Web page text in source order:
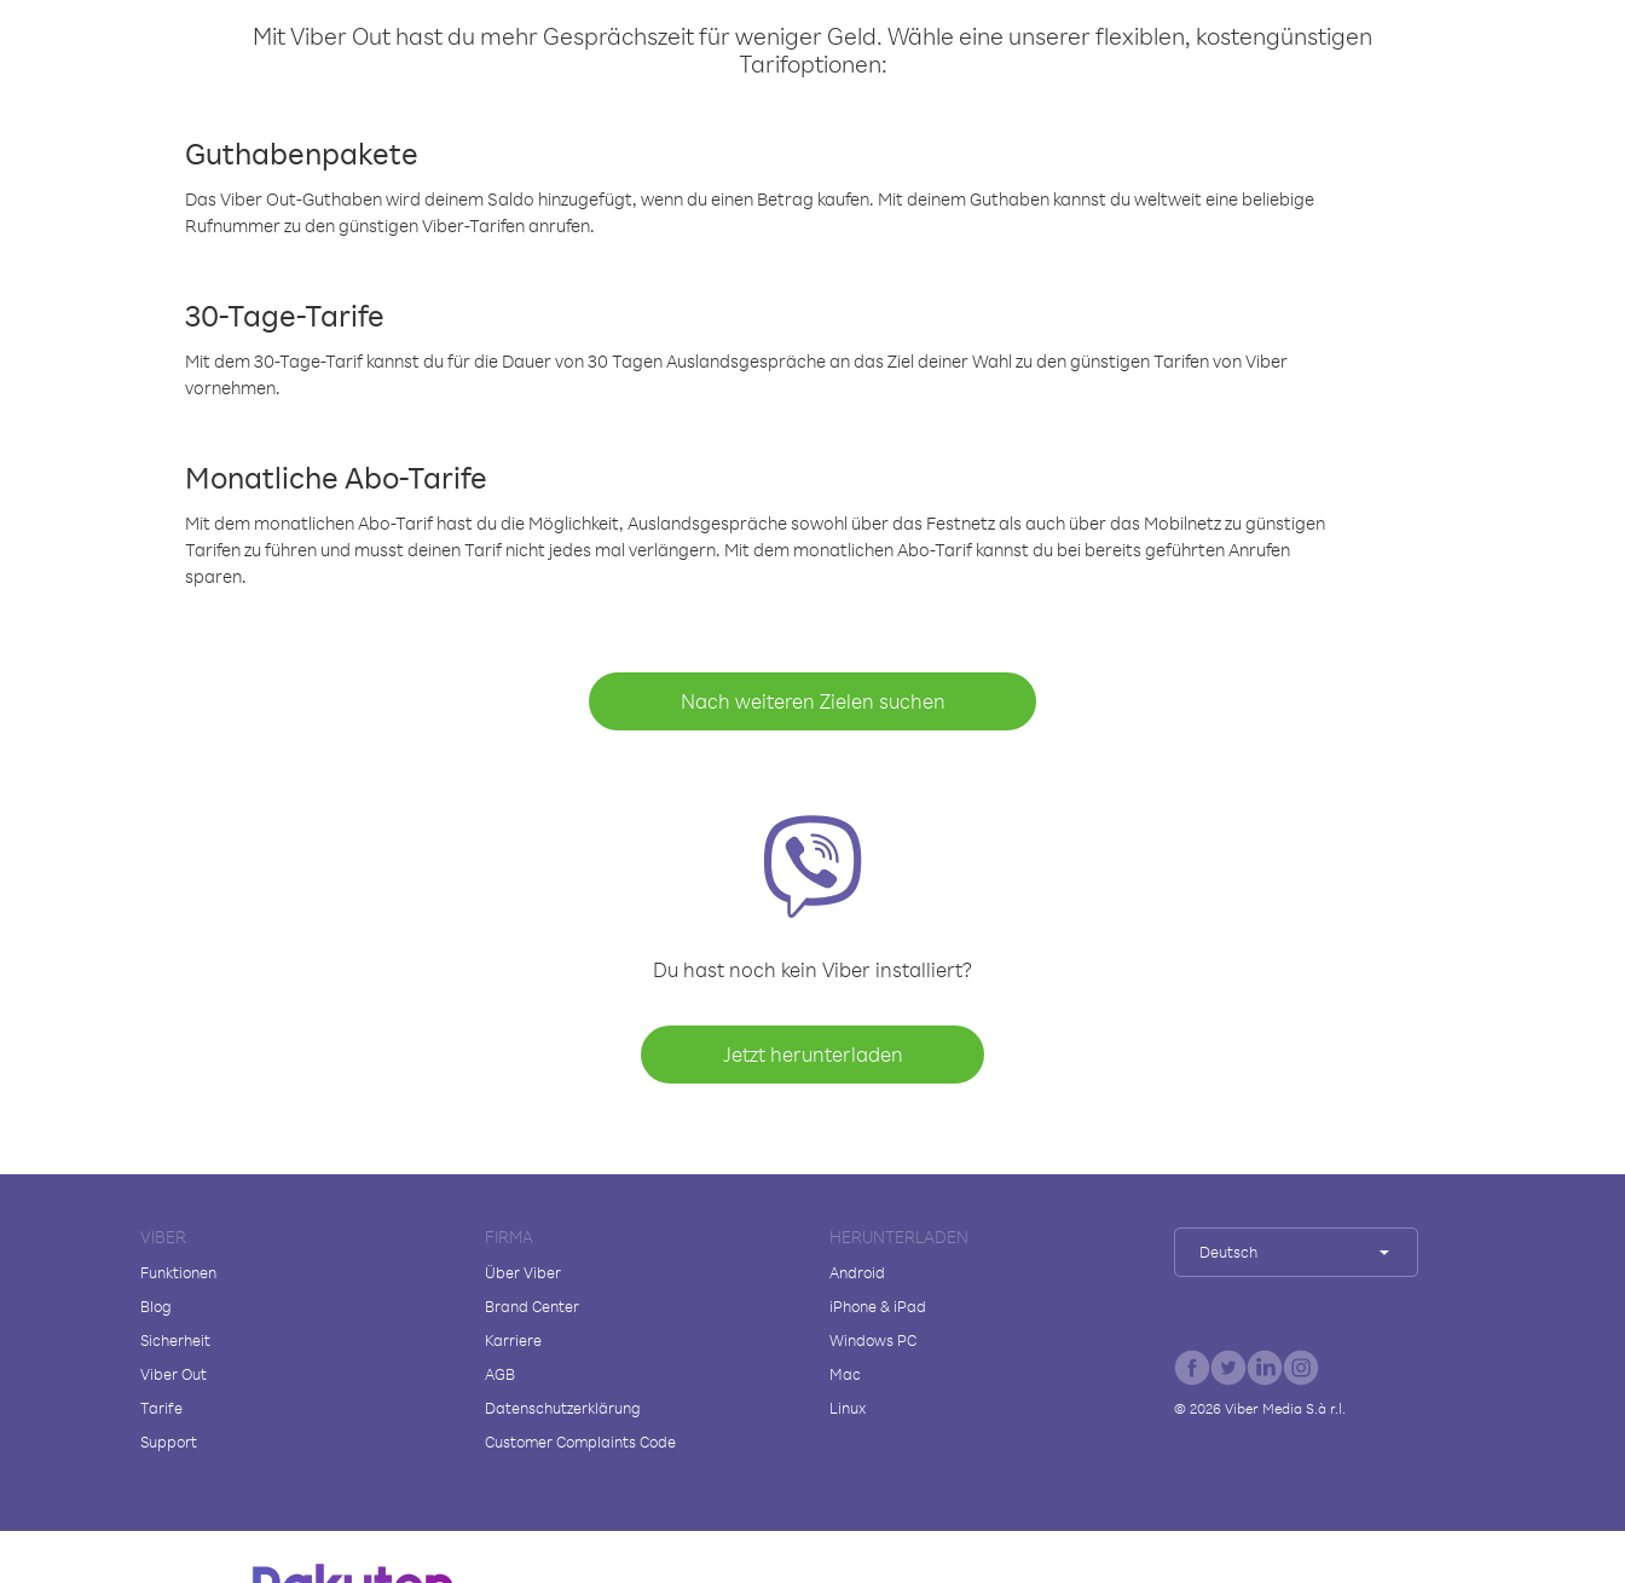
Mit Viber Out hast du mehr Gesprächszeit für weniger Geld. Wähle eine unserer flexiblen, kostengünstigen
Tarifoptionen:
Guthabenpakete
Das Viber Out-Guthaben wird deinem Saldo hinzugefügt, wenn du einen Betrag kaufen. Mit deinem Guthaben kannst du weltweit eine beliebige
Rufnummer zu den günstigen Viber-Tarifen anrufen.
30-Tage-Tarife
Mit dem 30-Tage-Tarif kannst du für die Dauer von 30 Tagen Auslandsgespräche an das Ziel deiner Wahl zu den günstigen Tarifen von Viber
vornehmen.
Monatliche Abo-Tarife
Mit dem monatlichen Abo-Tarif hast du die Möglichkeit, Auslandsgespräche sowohl über das Festnetz als auch über das Mobilnetz zu günstigen
Tarifen zu führen und musst deinen Tarif nicht jedes mal verlängern. Mit dem monatlichen Abo-Tarif kannst du bei bereits geführten Anrufen
sparen.
Nach weiteren Zielen suchen
Du hast noch kein Viber installiert?
Jetzt herunterladen
VIBER
Funktionen
Blog
Sicherheit
Viber Out
Tarife
Support
FIRMA
Über Viber
Brand Center
Karriere
AGB
Datenschutzerklärung
Customer Complaints Code
HERUNTERLADEN
Android
iPhone & iPad
Windows PC
Mac
Linux
Deutsch
© 2026 Viber Media S.à r.l.